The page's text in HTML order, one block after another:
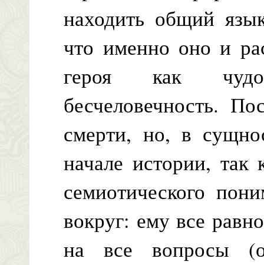
находить общий
что именно оно и
героя как
бесчеловечность.
смерти, но, в
начале истории, так
семиотического
вокруг: ему все
на все вопросы